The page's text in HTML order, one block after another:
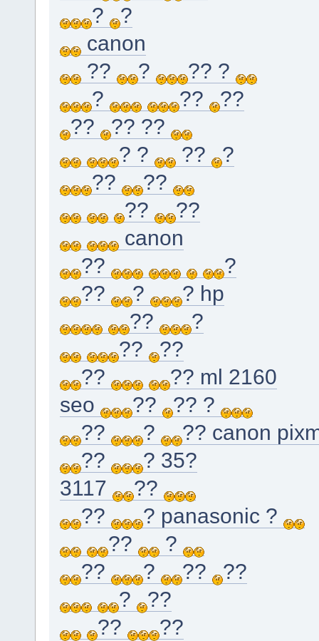
?
?
canon
??
?
?? ?
?
??
??
??
?? ??
? ?
??
?
??
??
??
??
canon
??
?
??
?
? hp
??
?
??
??
??
?? ml 2160
seo
??
?? ?
??
?
?? canon
??
? 35?
3117
??
??
? panasonic ?
??
?
??
? ??
??
?
??
??
??